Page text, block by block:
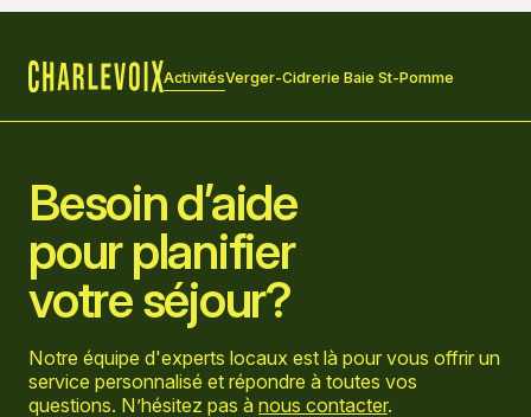
ActivitésVerger-Cidrerie Baie St-Pomme
Besoin d’aide
pour planifier
votre séjour?
Notre équipe d'experts locaux est là pour vous offrir un
service personnalisé et répondre à toutes vos
questions. N’hésitez pas à nous contacter.